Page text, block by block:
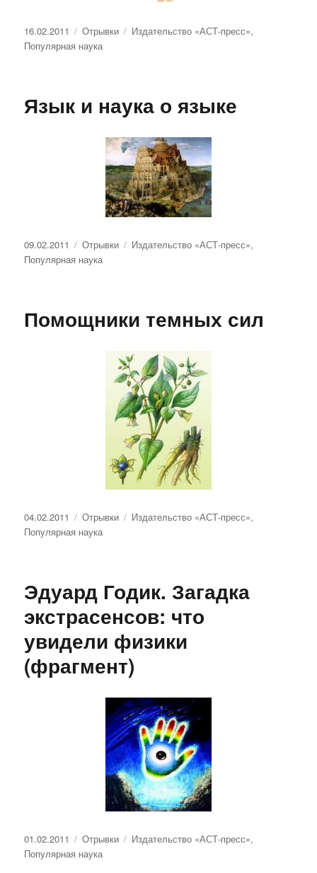
Опубликовано
16.02.2011 Рубрики
Отрывки Метки
Издательство «АСТ-пресс»,
Популярная наука
Язык и наука о языке
Опубликовано
09.02.2011 Рубрики
Отрывки Метки
Издательство «АСТ-пресс»,
Популярная наука
Помощники темных сил
Опубликовано
04.02.2011 Рубрики
Отрывки Метки
Издательство «АСТ-пресс»,
Популярная наука
Эдуард Годик. Загадка
экстрасенсов: что
увидели физики
(фрагмент)
Опубликовано
01.02.2011 Рубрики
Отрывки Метки
Издательство «АСТ-пресс»,
Популярная наука